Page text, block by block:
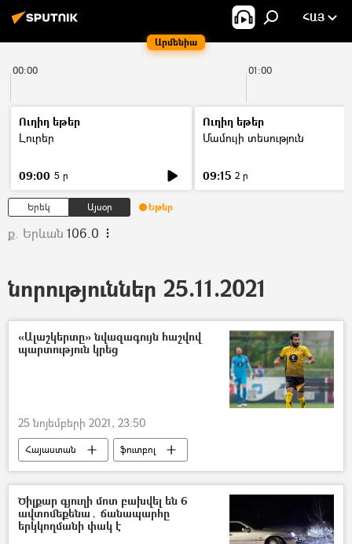
Արմենիա
ՀԱՅ
00:00 01:00
Ուղիղ եթեր
Լուրեր
09:00 5 ր
Ուղիղ եթեր
Մամուլի տեսություն
09:15 2 ր
Երեկ Այսօր Եթեր
ք. Երևան 106.0
նորություններ 25.11.2021
«Ալաշկերտը» նվազագույն հաշվով
պարտություն կրեց
25 նոյեմբերի 2021, 23:50
Հայաստան
ֆուտբոլ
«Ալաշկերտ» ֆուտբոլային ակումբ
Ֆինլանդիա
Ծիլքար գյուղի մոտ բախվել են 6
ավտոմեքենա․ ճանապարհը
երկկողմանի փակ է